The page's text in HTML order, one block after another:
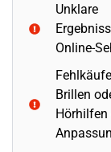
Unklare
Online-
Brillen
Hörhilfen